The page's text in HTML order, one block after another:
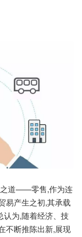
之道——零售,作为连
易产生之初,其承载
认为,随着经济、技
不断推陈出新,展现